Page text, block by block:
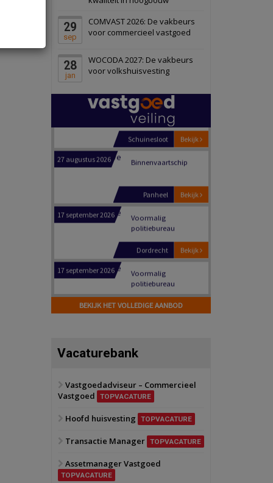
29
sep
COMVAST 2026: De vakbeurs
voor commercieel vastgoed
28
jan
WOCODA 2027: De vakbeurs
voor volkshuisvesting
Schiedam
22 september 2026 Attractiepark
Bekijk
Oranje
28 september 2026
bedrijventerrein
Schuinesloot
Binnenvaartschip
Voormalig
Dordrecht
Voormalig
Hilversum
17 september 2026
Voormalig
Zwanenburg
6 oktober 2026 Transformatieobject
22 september 2026
BEKIJK HET VOLLEDIGE AANBOD
Vacaturebank
Vastgoedadviseur – Commercieel
Vastgoed
TOPVACATURE
Hoofd huisvesting TOPVACATURE
Transactie Manager TOPVACATURE
Assetmanager Vastgoed
TOPVACATURE